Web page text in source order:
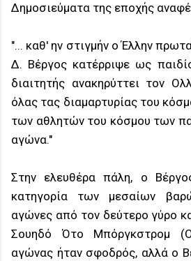
Δημοσιεύματα της εποχής
"... καθ' ην στιγμήν ο Έλλην
Δ. Βέργος κατέρριψε ως
διαιτητής ανακηρύττει τον
όλας τας διαμαρτυρίας του
των αθλητών του κόσμου των
αγώνα."
Στην ελευθέρα πάλη, ο
κατηγορία των μεσαίων
αγώνες από τον δεύτερο γύρο
Σουηδό Ότο Μπόργκστρομ
αγώνας ήταν σφοδρός, αλλά ο